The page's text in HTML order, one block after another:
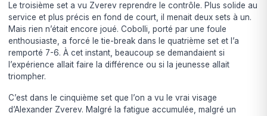
Le troisième set a vu Zverev reprendre le contrôle. Plus solide au
service et plus précis en fond de court, il menait deux sets à un.
Mais rien n’était encore joué. Cobolli, porté par une foule
enthousiaste, a forcé le tie-break dans le quatrième set et l’a
remporté 7-6. À cet instant, beaucoup se demandaient si
l’expérience allait faire la différence ou si la jeunesse allait
triompher.
C’est dans le cinquième set que l’on a vu le vrai visage
d’Alexander Zverev. Malgré la fatigue accumulée, malgré un